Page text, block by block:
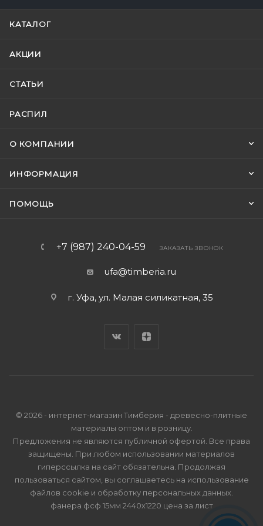
КАТАЛОГ
АКЦИИ
СТАТЬИ
РАСПИЛ
О КОМПАНИИ
ИНФОРМАЦИЯ
ПОМОЩЬ
+7 (987) 240-04-59 ЗАКАЗАТЬ ЗВОНОК
ufa@timberia.ru
г. Уфа, ул. Малая силикатная, 35
© 2026 - интернет-магазин Тимберия - древесно-плитные
материалы оптом и в розницу.
Предложения не являются публичной офертой. Все права
защищены. При любом использовании материалов
гиперссылка на сайт обязательна. Продолжая
пользоваться сайтом, вы соглашаетесь на использование
файлов cookie и обработку персональных данных
фанера фсф 15мм 2440х1220 цена за лист